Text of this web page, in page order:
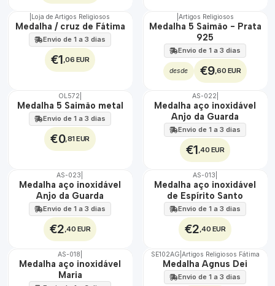
Loja de Artigos Religiosos
Medalha / cruz de Fátima
Envio de 1 a 3 dias
€1 ,06 EUR
🇵🇹
Artigos Religiosos
Medalha 5 Saimão - Prata
925
Envio de 1 a 3 dias
desde €9,60 EUR
TOP
OL572
Medalha 5 Saimão metal
Envio de 1 a 3 dias
€0,81 EUR
ÁGUA
AS-022
Medalha aço inoxidável
Anjo da Guarda
Envio de 1 a 3 dias
€1 ,40 EUR
ÁGUA
AS-023
Medalha aço inoxidável
Anjo da Guarda
Envio de 1 a 3 dias
€2 ,40 EUR
ÁGUA
AS-013
Medalha aço inoxidável
de Espírito Santo
Envio de 1 a 3 dias
€2 ,40 EUR
ÁGUA
AS-018
Medalha aço inoxidável
Maria
TOP
SE102AG Artigos Religiosos Fátima
Medalha Agnus Dei
Envio de 1 a 3 dias